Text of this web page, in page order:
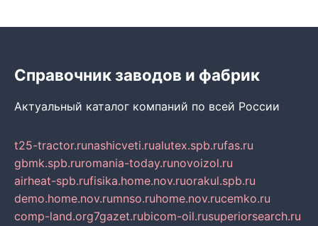
Справочник заводов и фабрик
Актуальный каталог компаний по всей России
t25-tractor.runashicveti.rualutex.spb.rufas.ru
gbmk.spb.ruromania-today.runovoizol.ru
airheat-spb.rufisika.home.nov.ruorakul.spb.ru
demo.home.nov.rumnso.ruhome.nov.rucemko.ru
comp-land.org7gazet.rubicom-oil.rusuperiorsearch.ru